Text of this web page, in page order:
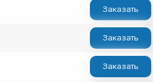
Заказать
Заказать
Заказать